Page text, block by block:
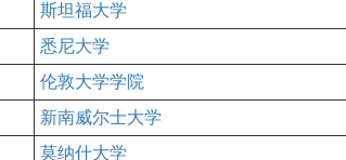
斯坦福大学
悉尼大学
伦敦大学学院
新南威尔士大学
莫纳什大学